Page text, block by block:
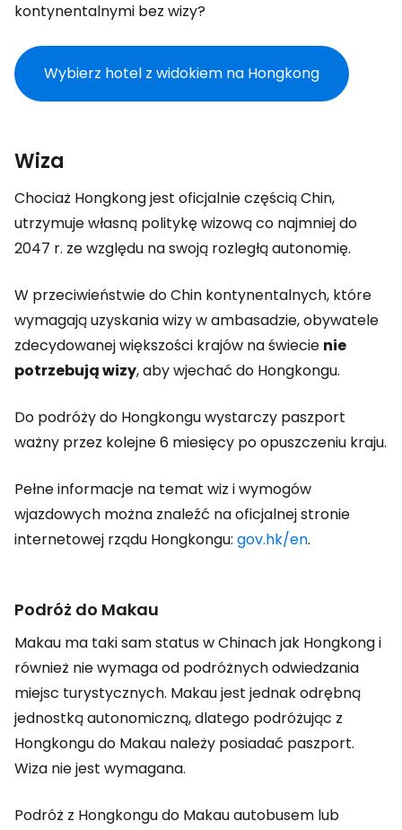
kontynentalnymi bez wizy?
Wybierz hotel z widokiem na Hongkong
Wiza
Chociaż Hongkong jest oficjalnie częścią Chin,
utrzymuje własną politykę wizową co najmniej do
2047 r. ze względu na swoją rozległą autonomię.
W przeciwieństwie do Chin kontynentalnych, które
wymagają uzyskania wizy w ambasadzie, obywatele
zdecydowanej większości krajów na świecie nie
potrzebują wizy, aby wjechać do Hongkongu.
Do podróży do Hongkongu wystarczy paszport
ważny przez kolejne 6 miesięcy po opuszczeniu kraju.
Pełne informacje na temat wiz i wymogów
wjazdowych można znaleźć na oficjalnej stronie
internetowej rządu Hongkongu: gov.hk/en.
Podróż do Makau
Makau ma taki sam status w Chinach jak Hongkong i
również nie wymaga od podróżnych odwiedzania
miejsc turystycznych. Makau jest jednak odrębną
jednostką autonomiczną, dlatego podróżując z
Hongkongu do Makau należy posiadać paszport.
Wiza nie jest wymagana.
Podróż z Hongkongu do Makau autobusem lub